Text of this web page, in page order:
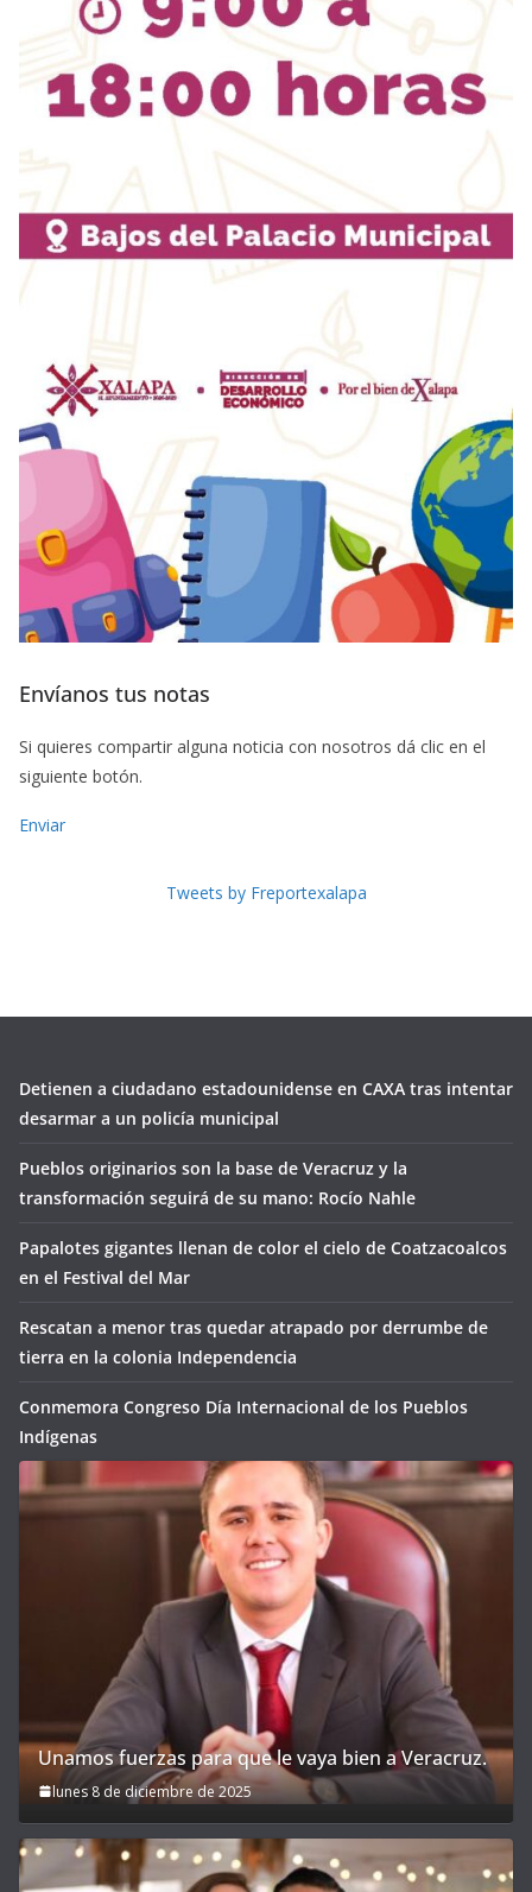
Envíanos tus notas
Si quieres compartir alguna noticia con nosotros dá clic en el
siguiente botón.
Enviar
Tweets by Freportexalapa
Detienen a ciudadano estadounidense en CAXA tras intentar
desarmar a un policía municipal
Pueblos originarios son la base de Veracruz y la
transformación seguirá de su mano: Rocío Nahle
Papalotes gigantes llenan de color el cielo de Coatzacoalcos
en el Festival del Mar
Rescatan a menor tras quedar atrapado por derrumbe de
tierra en la colonia Independencia
Conmemora Congreso Día Internacional de los Pueblos
Indígenas
Unamos fuerzas para que le vaya bien a Veracruz.
lunes 8 de diciembre de 2025